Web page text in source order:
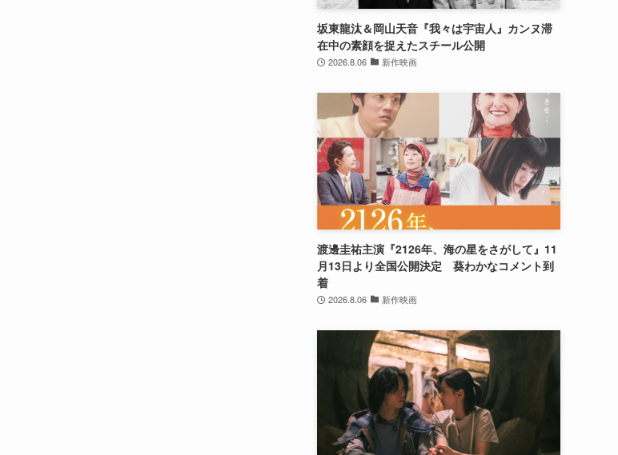
坂東龍汰＆岡山天音『我々は宇宙人』カンヌ滞
在中の素顔を捉えたスチール公開
2026.8.06 新作映画
渡邊圭祐主演『2126年、海の星をさがして』11
月13日より全国公開決定 葵わかなコメント到
着
2026.8.06 新作映画